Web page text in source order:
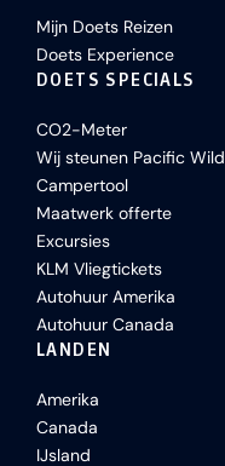
Mijn Doets Reizen
Doets Experience
DOETS SPECIALS
CO2-Meter
Wij steunen Pacific Wild
Campertool
Maatwerk offerte
Excursies
KLM Vliegtickets
Autohuur Amerika
Autohuur Canada
LANDEN
Amerika
Canada
IJsland